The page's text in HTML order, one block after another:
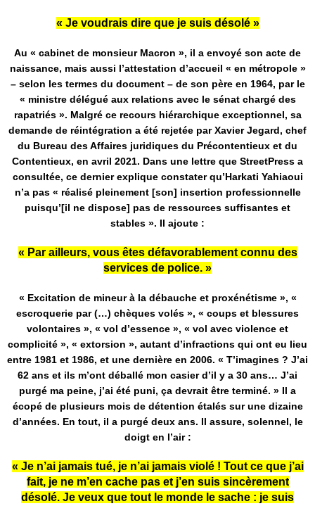
« Je voudrais dire que je suis désolé »
Au « cabinet de monsieur Macron », il a envoyé son acte de
naissance, mais aussi l’attestation d’accueil « en métropole »
– selon les termes du document – de son père en 1964, par le
« ministre délégué aux relations avec le sénat chargé des
rapatriés ». Malgré ce recours hiérarchique exceptionnel, sa
demande de réintégration a été rejetée par Xavier Jegard, chef
du Bureau des Affaires juridiques du Précontentieux et du
Contentieux, en avril 2021. Dans une lettre que StreetPress a
consultée, ce dernier explique constater qu’Harkati Yahiaoui
n’a pas « réalisé pleinement [son] insertion professionnelle
puisqu’[il ne dispose] pas de ressources suffisantes et
stables ». Il ajoute :
« Par ailleurs, vous êtes défavorablement connu des
services de police. »
« Excitation de mineur à la débauche et proxénétisme », «
escroquerie par (…) chèques volés », « coups et blessures
volontaires », « vol d’essence », « vol avec violence et
complicité », « extorsion », autant d’infractions qui ont eu lieu
entre 1981 et 1986, et une dernière en 2006. « T’imagines ? J’ai
62 ans et ils m’ont déballé mon casier d’il y a 30 ans… J’ai
purgé ma peine, j’ai été puni, ça devrait être terminé. » Il a
écopé de plusieurs mois de détention étalés sur une dizaine
d’années. En tout, il a purgé deux ans. Il assure, solennel, le
doigt en l’air :
« Je n’ai jamais tué, je n’ai jamais violé ! Tout ce que j’ai
fait, je ne m’en cache pas et j’en suis sincèrement
désolé. Je veux que tout le monde le sache : je suis